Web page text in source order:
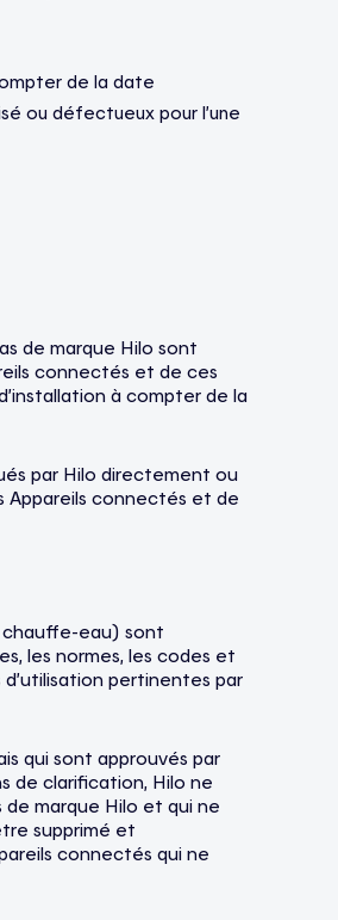
de la date
ou défectueux pour l’une
de marque Hilo sont
connectés et de ces
à compter de la
par Hilo directement ou
Appareils connectés et de
chauffe-eau) sont
les normes, les codes et
pertinentes par
qui sont approuvés par
de clarification, Hilo ne
marque Hilo et qui ne
supprimé et
connectés qui ne